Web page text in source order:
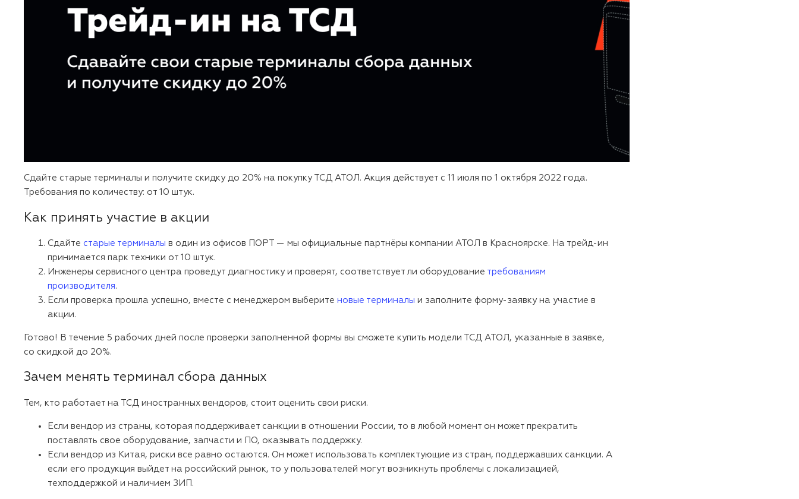
Сдайте старые терминалы и получите скидку до 20% на покупку ТСД АТОЛ. Акция действует с 11 июля по 1 октября 2022 года.
Требования по количеству: от 10 штук.
Как принять участие в акции
Сдайте старые терминалы в один из офисов ПОРТ — мы официальные партнёры компании АТОЛ в Красноярске. На трейд-ин
принимается парк техники от 10 штук.
Инженеры сервисного центра проведут диагностику и проверят, соответствует ли оборудование требованиям
производителя.
Если проверка прошла успешно, вместе с менеджером выберите новые терминалы и заполните форму-заявку на участие в
акции.
Готово! В течение 5 рабочих дней после проверки заполненной формы вы сможете купить модели ТСД АТОЛ, указанные в заявке,
со скидкой до 20%.
Зачем менять терминал сбора данных
Тем, кто работает на ТСД иностранных вендоров, стоит оценить свои риски.
Если вендор из страны, которая поддерживает санкции в отношении России, то в любой момент он может прекратить
поставлять свое оборудование, запчасти и ПО, оказывать поддержку.
Если вендор из Китая, риски все равно остаются. Он может использовать комплектующие из стран, поддержавших санкции. А
если его продукция выйдет на российский рынок, то у пользователей могут возникнуть проблемы с локализацией,
техподдержкой и наличием ЗИП.